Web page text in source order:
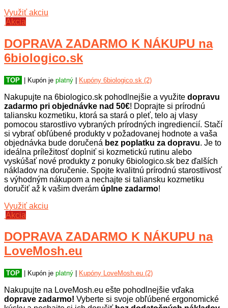
Využiť akciu
Akcia
DOPRAVA ZADARMO K NÁKUPU na
6biologico.sk
TOP | Kupón je platný | Kupóny 6biologico.sk (2)
Nakupujte na 6biologico.sk pohodlnejšie a využite dopravu
zadarmo pri objednávke nad 50€! Doprajte si prírodnú
taliansku kozmetiku, ktorá sa stará o pleť, telo aj vlasy
pomocou starostlivo vybraných prírodných ingrediencií. Stačí
si vybrať obľúbené produkty v požadovanej hodnote a vaša
objednávka bude doručená bez poplatku za dopravu. Je to
ideálna príležitosť doplniť si kozmetickú rutinu alebo
vyskúšať nové produkty z ponuky 6biologico.sk bez ďalších
nákladov na doručenie. Spojte kvalitnú prírodnú starostlivosť
s výhodným nákupom a nechajte si taliansku kozmetiku
doručiť až k vašim dverám úplne zadarmo!
Využiť akciu
Akcia
DOPRAVA ZADARMO K NÁKUPU na
LoveMosh.eu
TOP | Kupón je platný Kupóny LoveMosh.eu (2)
Nakupujte na LoveMosh.eu ešte pohodlnejšie vďaka
doprave zadarmo! Vyberte si svoje obľúbené ergonomické